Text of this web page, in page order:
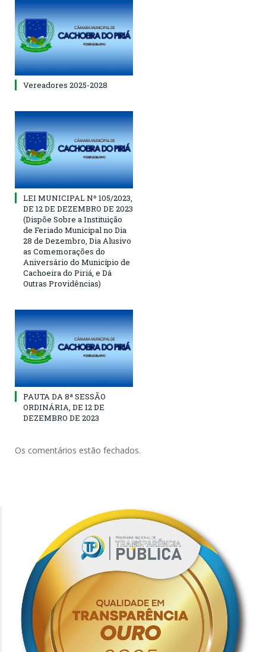
Vereadores 2025-2028
LEI MUNICIPAL Nº 105/2023,
DE 12 DE DEZEMBRO DE 2023
(Dispõe Sobre a Instituição
de Feriado Municipal no Dia
28 de Dezembro, Dia Alusivo
as Comemorações do
Aniversário do Município de
Cachoeira do Piriá, e Dá
Outras Providências)
PAUTA DA 8ª SESSÃO
ORDINÁRIA, DE 12 DE
DEZEMBRO DE 2023
Os comentários estão fechados.